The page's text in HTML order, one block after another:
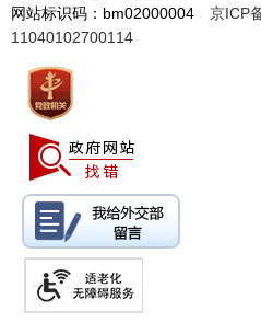
网站标识码：bm02000004 京ICP
11040102700114